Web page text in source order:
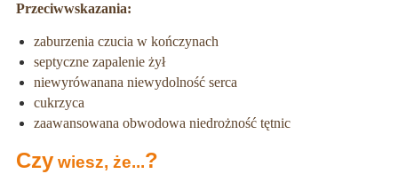
Przeciwwskazania:
zaburzenia czucia w kończynach
septyczne zapalenie żył
niewyrówanana niewydolność serca
cukrzyca
zaawansowana obwodowa niedrożność tętnic
Czy wiesz, że...?